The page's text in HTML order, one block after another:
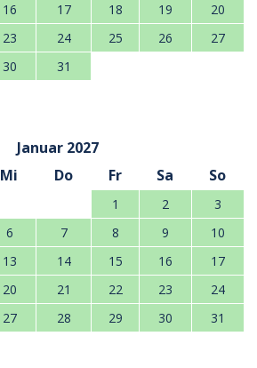
16 17 18 19
20
23 24 25 26
27
30 31
Januar 2027
Mi Do Fr Sa So
1 2
3
6 7 8 9
10
13 14 15 16
17
20 21 22 23
24
27 28 29 30 31